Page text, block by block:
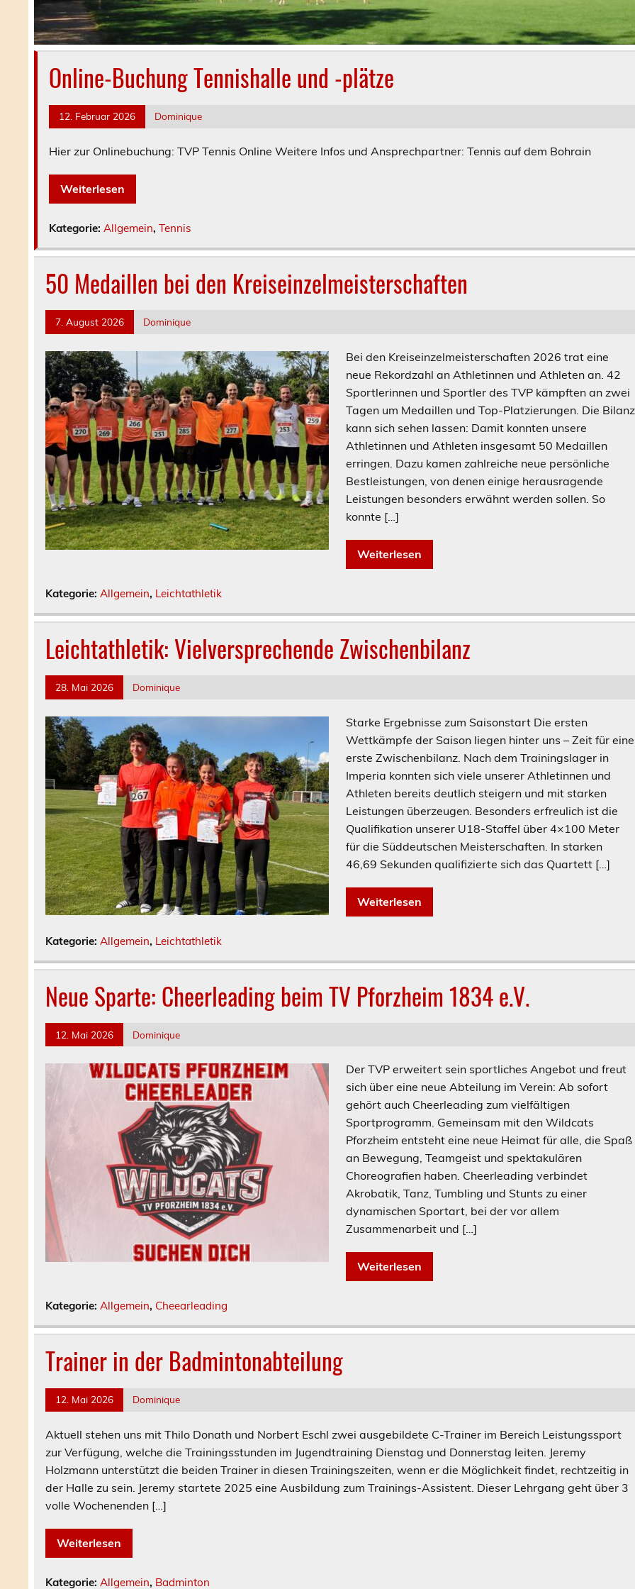
Online-Buchung Tennishalle und -plätze
12. Februar 2026 Dominique
Hier zur Onlinebuchung: TVP Tennis Online Weitere Infos und Ansprechpartner: Tennis auf dem Bohrain
Weiterlesen
Kategorie:Allgemein,Tennis
50 Medaillen bei den Kreiseinzelmeisterschaften
7. August 2026 Dominique
Bei den Kreiseinzelmeisterschaften 2026 trat eine
neue Rekordzahl an Athletinnen und Athleten an. 42
Sportlerinnen und Sportler des TVP kämpften an zwei
Tagen um Medaillen und Top-Platzierungen. Die Bilanz
kann sich sehen lassen: Damit konnten unsere
Athletinnen und Athleten insgesamt 50 Medaillen
erringen. Dazu kamen zahlreiche neue persönliche
Bestleistungen, von denen einige herausragende
Leistungen besonders erwähnt werden sollen. So
konnte […]
Weiterlesen
Kategorie:Allgemein, Leichtathletik
Leichtathletik: Vielversprechende Zwischenbilanz
28. Mai 2026 Dominique
Starke Ergebnisse zum Saisonstart Die ersten
Wettkämpfe der Saison liegen hinter uns – Zeit für eine
erste Zwischenbilanz. Nach dem Trainingslager in
Imperia konnten sich viele unserer Athletinnen und
Athleten bereits deutlich steigern und mit starken
Leistungen überzeugen. Besonders erfreulich ist die
Qualifikation unserer U18-Staffel über 4×100 Meter
für die Süddeutschen Meisterschaften. In starken
46,69 Sekunden qualifizierte sich das Quartett […]
Weiterlesen
Kategorie:Allgemein, Leichtathletik
Neue Sparte: Cheerleading beim TV Pforzheim 1834 e.V.
12. Mai 2026 Dominique
Der TVP erweitert sein sportliches Angebot und freut
sich über eine neue Abteilung im Verein: Ab sofort
gehört auch Cheerleading zum vielfältigen
Sportprogramm. Gemeinsam mit den Wildcats
Pforzheim entsteht eine neue Heimat für alle, die Spaß
an Bewegung, Teamgeist und spektakulären
Choreografien haben. Cheerleading verbindet
Akrobatik, Tanz, Tumbling und Stunts zu einer
dynamischen Sportart, bei der vor allem
Zusammenarbeit und […]
Weiterlesen
Kategorie:Allgemein, Cheearleading
Trainer in der Badmintonabteilung
12. Mai 2026 Dominique
Aktuell stehen uns mit Thilo Donath und Norbert Eschl zwei ausgebildete C-Trainer im Bereich Leistungssport
zur Verfügung, welche die Trainingsstunden im Jugendtraining Dienstag und Donnerstag leiten. Jeremy
Holzmann unterstützt die beiden Trainer in diesen Trainingszeiten, wenn er die Möglichkeit findet, rechtzeitig in
der Halle zu sein. Jeremy startete 2025 eine Ausbildung zum Trainings-Assistent. Dieser Lehrgang geht über 3
volle Wochenenden […]
Weiterlesen
Kategorie:Allgemein, Badminton